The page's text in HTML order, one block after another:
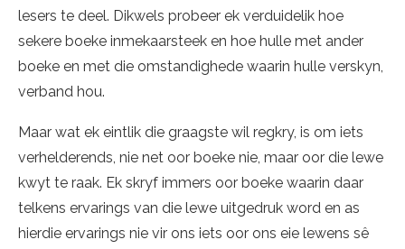
lesers te deel. Dikwels probeer ek verduidelik hoe
sekere boeke inmekaarsteek en hoe hulle met ander
boeke en met die omstandighede waarin hulle verskyn,
verband hou.
Maar wat ek eintlik die graagste wil regkry, is om iets
verhelderends, nie net oor boeke nie, maar oor die lewe
kwyt te raak. Ek skryf immers oor boeke waarin daar
telkens ervarings van die lewe uitgedruk word en as
hierdie ervarings nie vir ons iets oor ons eie lewens sê